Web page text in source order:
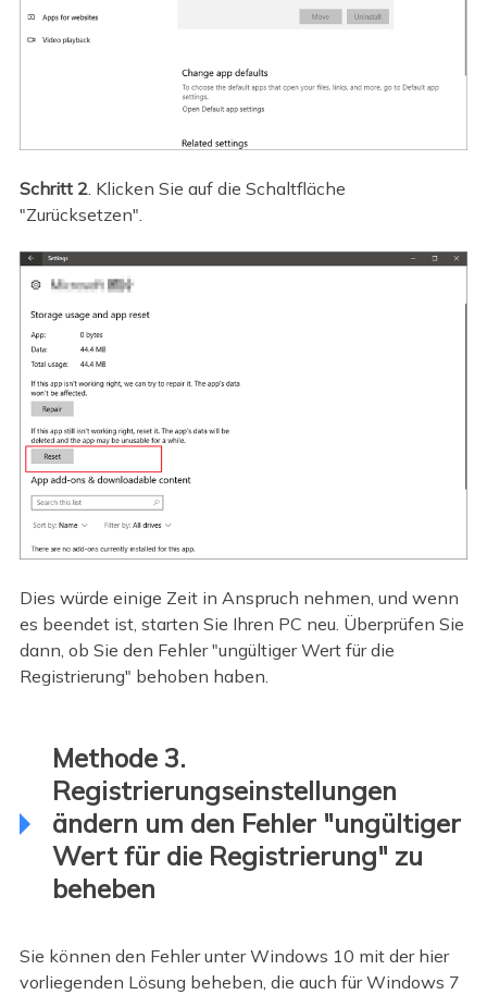
Schritt 2. Klicken Sie auf die Schaltfläche
"Zurücksetzen".
Dies würde einige Zeit in Anspruch nehmen, und wenn
es beendet ist, starten Sie Ihren PC neu. Überprüfen Sie
dann, ob Sie den Fehler "ungültiger Wert für die
Registrierung" behoben haben.
Methode 3.
Registrierungseinstellungen
ändern um den Fehler "ungültiger
Wert für die Registrierung" zu
beheben
Sie können den Fehler unter Windows 10 mit der hier
vorliegenden Lösung beheben, die auch für Windows 7